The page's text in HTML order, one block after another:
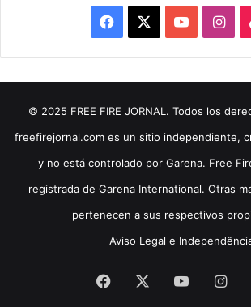
Facebook YouTube
© 2025 FREE FIRE JORNAL. Todos los
freefirejornal.com es un sitio independiente,
y no está controlado por Garena. Free
registrada de Garena International. Otras
pertenecen a sus respectivos
Aviso Legal e
Facebook YouTube